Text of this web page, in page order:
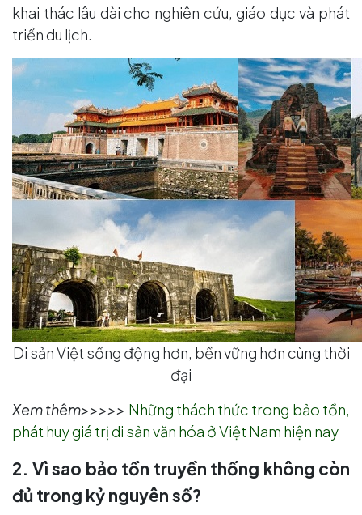
khai thác lâu dài cho nghiên cứu, giáo dục và phát
triển du lịch.
Di sản Việt sống động hơn, bền vững hơn cùng thời
đại
Xem thêm>>>>> Những thách thức trong bảo tồn,
phát huy giá trị di sản văn hóa ở Việt Nam hiện nay
2. Vì sao bảo tồn truyền thống không còn
đủ trong kỷ nguyên số?